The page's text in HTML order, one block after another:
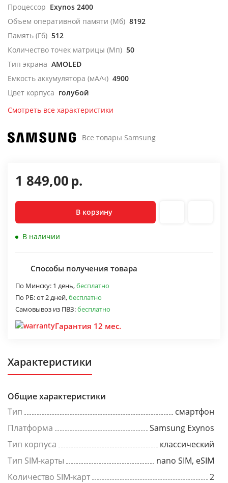
Процессор Exynos 2400
Объем оперативной памяти (Мб) 8192
Память (Гб) 512
Количество точек матрицы (Мп) 50
Тип экрана AMOLED
Емкость аккумулятора (мА/ч) 4900
Цвет корпуса голубой
Смотреть все характеристики
Все товары Samsung
1 849,00р.
В корзину
В наличии
Способы получения товара
По Минску: 1 день,бесплатно
По РБ:от 2 дней,бесплатно
Самовывоз из ПВЗ:бесплатно
Гарантия 12 мес.
Характеристики
Общие характеристики
Тип
смартфон
Платформа
Samsung Exynos
Тип корпуса
классический
Тип SIM-карты
nano SIM, eSIM
Количество SIM-карт
2